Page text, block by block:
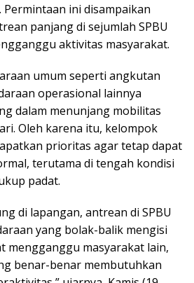
Permintaan ini disampaikan
panjang di sejumlah SPBU
aktivitas masyarakat.
umum seperti angkutan
operasional lainnya
dalam menunjang mobilitas
Oleh karena itu, kelompok
prioritas agar tetap dapat
terutama di tengah kondisi
padat.
di lapangan, antrean di SPBU
yang bolak-balik mengisi
mengganggu masyarakat lain,
benar-benar membutuhkan